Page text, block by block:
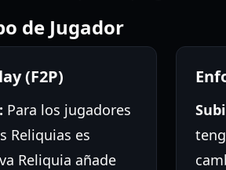
de Jugador
(F2P)
Para los jugadores
Reliquias es
Reliquia añade